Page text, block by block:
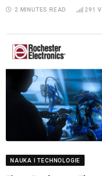
2 MINUTES READ 291
NAUKA I TECHNOLOGIE